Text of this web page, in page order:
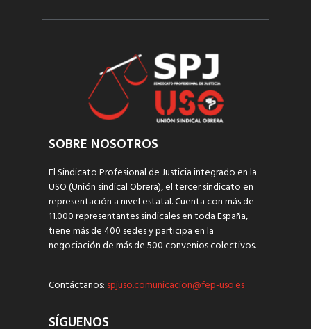
SOBRE NOSOTROS
El Sindicato Profesional de Justicia integrado en la
USO (Unión sindical Obrera), el tercer sindicato en
representación a nivel estatal. Cuenta con más de
11.000 representantes sindicales en toda España,
tiene más de 400 sedes y participa en la
negociación de más de 500 convenios colectivos.
Contáctanos: spjuso.comunicacion@fep-uso.es
SÍGUENOS